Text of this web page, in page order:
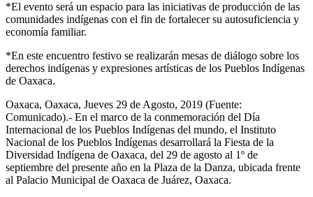
*El evento será un espacio para las iniciativas de producción de las
comunidades indígenas con el fin de fortalecer su autosuficiencia y
economía familiar.
*En este encuentro festivo se realizarán mesas de diálogo sobre los
derechos indígenas y expresiones artísticas de los Pueblos Indígenas
de Oaxaca.
Oaxaca, Oaxaca, Jueves 29 de Agosto, 2019 (Fuente:
Comunicado).- En el marco de la conmemoración del Día
Internacional de los Pueblos Indígenas del mundo, el Instituto
Nacional de los Pueblos Indígenas desarrollará la Fiesta de la
Diversidad Indígena de Oaxaca, del 29 de agosto al 1º de
septiembre del presente año en la Plaza de la Danza, ubicada frente
al Palacio Municipal de Oaxaca de Juárez, Oaxaca.